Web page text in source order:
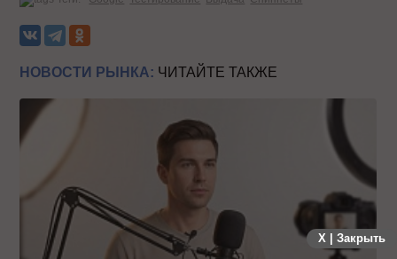
НОВОСТИ РЫНКА: ЧИТАЙТЕ ТАКЖЕ
X | Закрыть